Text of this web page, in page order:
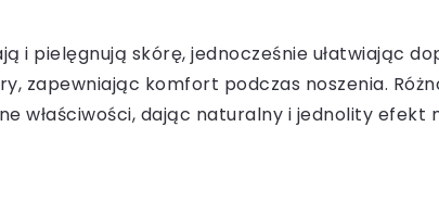
i pielęgnują skórę, jednocześnie ułatwiając
zapewniając komfort podczas noszenia.
właściwości, dając naturalny i jednolity efekt